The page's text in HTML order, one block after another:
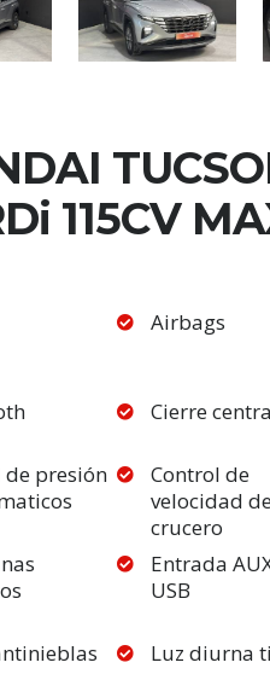
115CV
Airbags
Cierre
de presión
Control de
velocidad
crucero
Entrada
USB
Luz diurna